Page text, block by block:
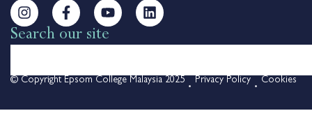
Search our site
© Copyright Epsom College Malaysia 2025 Privacy Policy Cookies